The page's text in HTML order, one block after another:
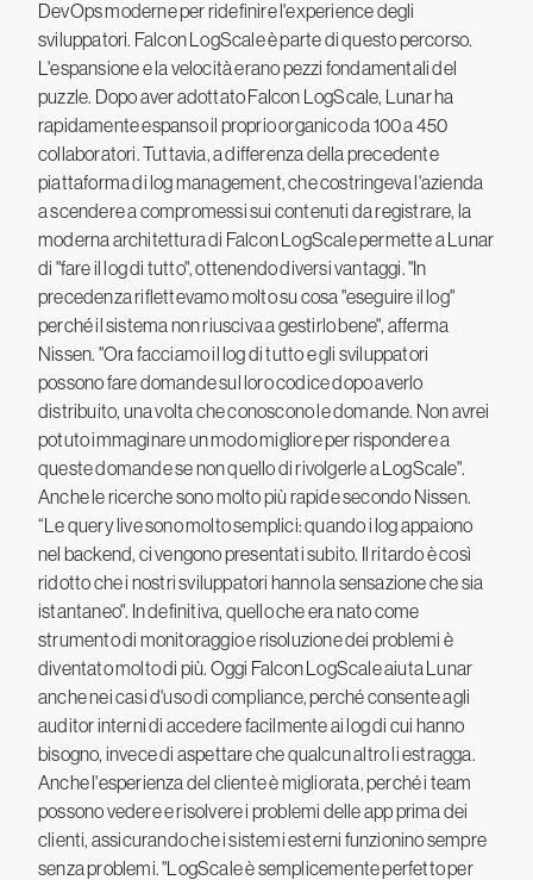
DevOps moderne per ridefinire l'experience degli
sviluppatori. Falcon LogScale è parte di questo percorso.
L'espansione e la velocità erano pezzi fondamentali del
puzzle. Dopo aver adottato Falcon LogScale, Lunar ha
rapidamente espanso il proprio organico da 100 a 450
collaboratori. Tuttavia, a differenza della precedente
piattaforma di log management, che costringeva l'azienda
a scendere a compromessi sui contenuti da registrare, la
moderna architettura di Falcon LogScale permette a Lunar
di "fare il log di tutto", ottenendo diversi vantaggi. "In
precedenza riflettevamo molto su cosa "eseguire il log"
perché il sistema non riusciva a gestirlo bene", afferma
Nissen. "Ora facciamo il log di tutto e gli sviluppatori
possono fare domande sul loro codice dopo averlo
distribuito, una volta che conoscono le domande. Non avrei
potuto immaginare un modo migliore per rispondere a
queste domande se non quello di rivolgerle a LogScale".
Anche le ricerche sono molto più rapide secondo Nissen.
“Le query live sono molto semplici: quando i log appaiono
nel backend, ci vengono presentati subito. Il ritardo è così
ridotto che i nostri sviluppatori hanno la sensazione che sia
istantaneo". In definitiva, quello che era nato come
strumento di monitoraggio e risoluzione dei problemi è
diventato molto di più. Oggi Falcon LogScale aiuta Lunar
anche nei casi d'uso di compliance, perché consente agli
auditor interni di accedere facilmente ai log di cui hanno
bisogno, invece di aspettare che qualcun altro li estragga.
Anche l'esperienza del cliente è migliorata, perché i team
possono vedere e risolvere i problemi delle app prima dei
clienti, assicurando che i sistemi esterni funzionino sempre
senza problemi. "LogScale è semplicemente perfetto per